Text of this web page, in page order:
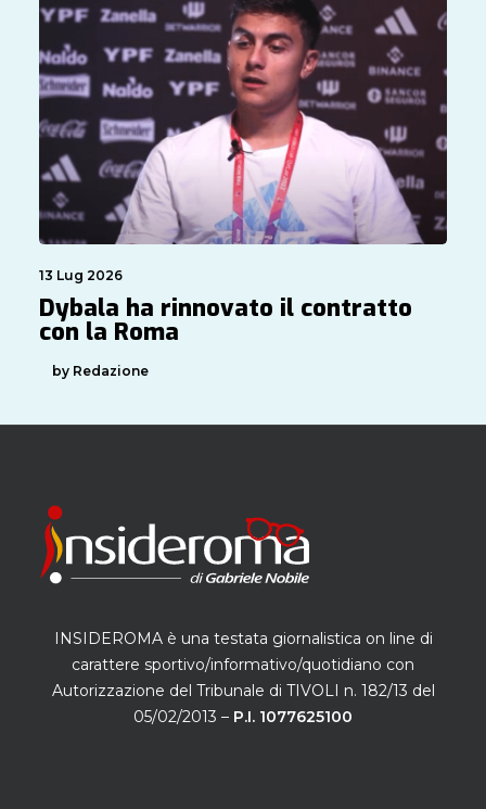
13 Lug 2026
Dybala ha rinnovato il contratto
con la Roma
by Redazione
INSIDEROMA è una testata giornalistica on line di
carattere sportivo/informativo/quotidiano con
Autorizzazione del Tribunale di TIVOLI n. 182/13 del
05/02/2013 – P.I. 1077625100